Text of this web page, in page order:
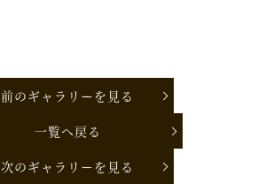
前のギャラリーを見る
一覧へ戻る
次のギャラリーを見る